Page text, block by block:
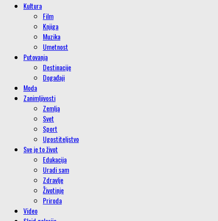
Kultura
Film
Knjiga
Muzika
Umetnost
Putovanja
Destinacije
Događaji
Moda
Zanimljivosti
Zemlja
Svet
Sport
Ugostiteljstvo
Sve je to život
Edukacija
Uradi sam
Zdravlje
Životinje
Priroda
Video